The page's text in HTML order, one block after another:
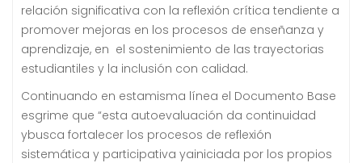
relación significativa con la reflexión crítica tendiente a
promover mejoras en los procesos de enseñanza y
aprendizaje, en el sostenimiento de las trayectorias
estudiantiles y la inclusión con calidad.
Continuando en estamisma línea el Documento Base
esgrime que “esta autoevaluación da continuidad
ybusca fortalecer los procesos de reflexión
sistemática y participativa yainiciada por los propios